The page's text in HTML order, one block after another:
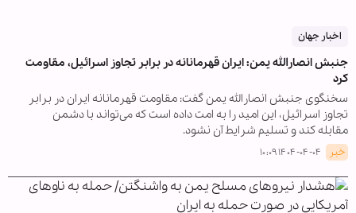
اخبار جهان
جنبش انصارالله یمن: ایران قهرمانانه در برابر تجاوز اسرائیل، مقاومت
کرد
سخنگوی جنبش انصارالله یمن گفت: مقاومت قهرمانانه ایران در برابر
تجاوز اسرائیل، این امید را به امت داده است که می‌تواند با دشمن
مقابله کند و تسلیم شرایط آن نشود.
خبر ۱۴۰۴-۰۴-۰۴ ۱۰:۰۹